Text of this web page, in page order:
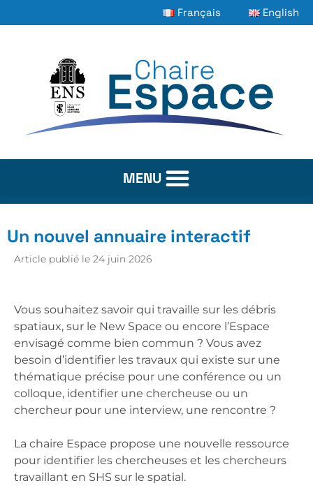
Français English
Un nouvel annuaire interactif
Article publié le 24 juin 2026
Vous souhaitez savoir qui travaille sur les débris
spatiaux, sur le New Space ou encore l’Espace
envisagé comme bien commun ? Vous avez
besoin d’identifier les travaux qui existe sur une
thématique précise pour une conférence ou un
colloque, identifier une chercheuse ou un
chercheur pour une interview, une rencontre ?
La chaire Espace propose une nouvelle ressource
pour identifier les chercheuses et les chercheurs
travaillant en SHS sur le spatial.